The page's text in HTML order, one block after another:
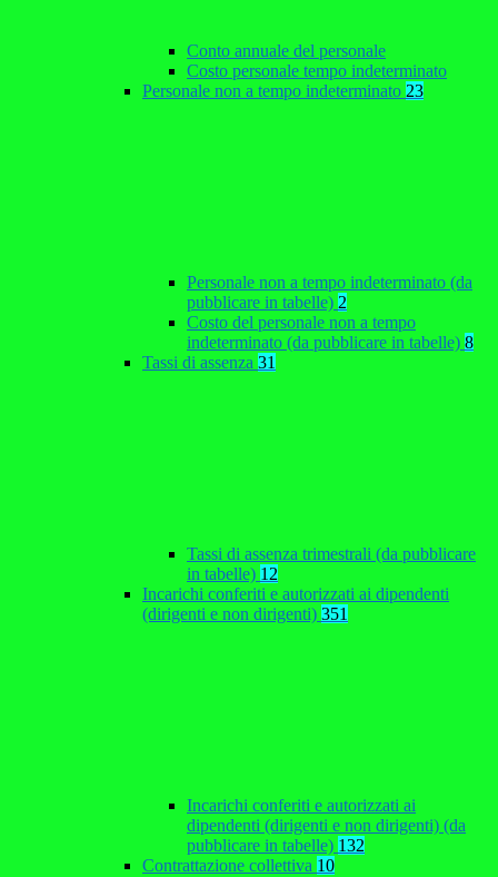
Conto annuale del personale
Costo personale tempo indeterminato
Personale non a tempo indeterminato 23
Personale non a tempo indeterminato (da
pubblicare in tabelle) 2
Costo del personale non a tempo
indeterminato (da pubblicare in tabelle) 8
Tassi di assenza 31
Tassi di assenza trimestrali (da pubblicare
in tabelle) 12
Incarichi conferiti e autorizzati ai dipendenti
(dirigenti e non dirigenti) 351
Incarichi conferiti e autorizzati ai
dipendenti (dirigenti e non dirigenti) (da
pubblicare in tabelle) 132
Contrattazione collettiva 10